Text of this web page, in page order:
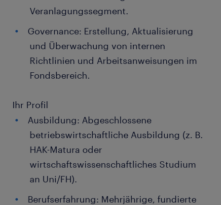
Veranlagungssegment.
Governance: Erstellung, Aktualisierung
und Überwachung von internen
Richtlinien und Arbeitsanweisungen im
Fondsbereich.
Ihr Profil
Ausbildung: Abgeschlossene
betriebswirtschaftliche Ausbildung (z. B.
HAK-Matura oder
wirtschaftswissenschaftliches Studium
an Uni/FH).
Berufserfahrung: Mehrjährige, fundierte